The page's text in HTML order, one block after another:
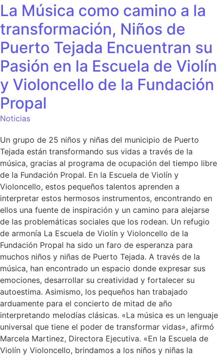
La Música como camino a la
transformación, Niños de
Puerto Tejada Encuentran su
Pasión en la Escuela de Violín
y Violoncello de la Fundación
Propal
Noticias
Un grupo de 25 niños y niñas del municipio de Puerto
Tejada están transformando sus vidas a través de la
música, gracias al programa de ocupación del tiempo libre
de la Fundación Propal. En la Escuela de Violín y
Violoncello, estos pequeños talentos aprenden a
interpretar estos hermosos instrumentos, encontrando en
ellos una fuente de inspiración y un camino para alejarse
de las problemáticas sociales que los rodean. Un refugio
de armonía La Escuela de Violín y Violoncello de la
Fundación Propal ha sido un faro de esperanza para
muchos niños y niñas de Puerto Tejada. A través de la
música, han encontrado un espacio donde expresar sus
emociones, desarrollar su creatividad y fortalecer su
autoestima. Asimismo, los pequeños han trabajado
arduamente para el concierto de mitad de año
interpretando melodías clásicas. «La música es un lenguaje
universal que tiene el poder de transformar vidas», afirmó
Marcela Martinez, Directora Ejecutiva. «En la Escuela de
Violín y Violoncello, brindamos a los niños y niñas la